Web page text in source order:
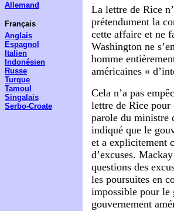
Allemand
Français
Anglais
Espagnol
Italien
Indonésien
Russe
Turque
Tamoul
Singalais
Serbo-Croate
La lettre de Rice
prétendument la
cette affaire et ne
Washington ne
homme
américaines «
Cela n’a pas
lettre de Rice pour
parole du ministre
indiqué que le
et a explicitement
d’excuses.
questions des
les poursuites en
impossible pour le
gouvernement